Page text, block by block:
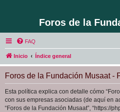
Foros de la
FAQ
Inicio Índice general
Foros de la Fundación Musaat -
Esta política explica con detalle cómo
con sus empresas asociadas (de aquí en
“Foros de la Fundación Musaat”, “https://